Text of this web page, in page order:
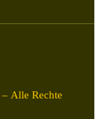
– Alle Rechte